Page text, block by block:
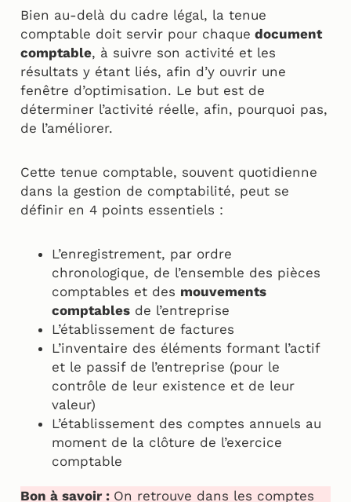
Bien au-delà du cadre légal, la tenue
comptable doit servir pour chaque document
comptable, à suivre son activité et les
résultats y étant liés, afin d’y ouvrir une
fenêtre d’optimisation. Le but est de
déterminer l’activité réelle, afin, pourquoi pas,
de l’améliorer.
Cette tenue comptable, souvent quotidienne
dans la gestion de comptabilité, peut se
définir en 4 points essentiels :
L’enregistrement, par ordre
chronologique, de l’ensemble des pièces
comptables et des mouvements
comptables de l’entreprise
L’établissement de factures
L’inventaire des éléments formant l’actif
et le passif de l’entreprise (pour le
contrôle de leur existence et de leur
valeur)
L’établissement des comptes annuels au
moment de la clôture de l’exercice
comptable
Bon à savoir : On retrouve dans les comptes